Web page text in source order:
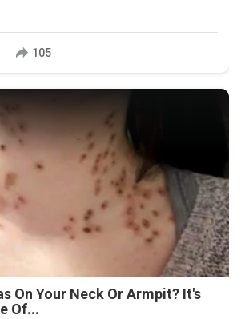
105
On Your Neck Or Armpit? It's
Of...